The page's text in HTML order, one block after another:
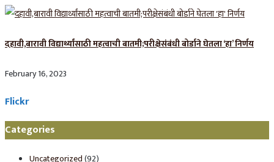
दहावी,बारावी विद्यार्थ्यांसाठी महत्वाची बातमी;परीक्षेसंबंधी बोर्डाने घेतला ‘हा’ निर्णय
February 16, 2023
Flickr
Categories
Uncategorized(92)